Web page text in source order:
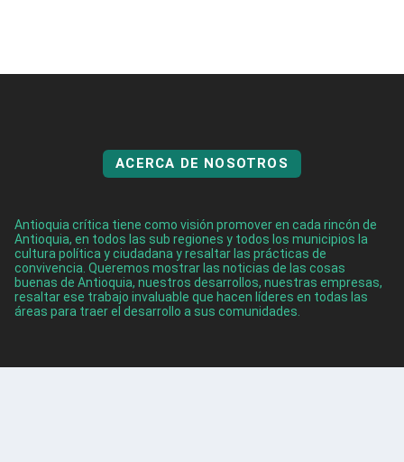
ACERCA DE NOSOTROS
Antioquia crítica tiene como visión promover en cada rincón de
Antioquia, en todos las sub regiones y todos los municipios la
cultura política y ciudadana y resaltar las prácticas de
convivencia. Queremos mostrar las noticias de las cosas
buenas de Antioquia, nuestros desarrollos, nuestras empresas,
resaltar ese trabajo invaluable que hacen líderes en todas las
áreas para traer el desarrollo a sus comunidades.